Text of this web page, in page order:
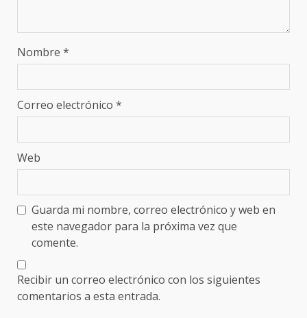
Nombre *
Correo electrónico *
Web
Guarda mi nombre, correo electrónico y web en
este navegador para la próxima vez que
comente.
Recibir un correo electrónico con los siguientes
comentarios a esta entrada.